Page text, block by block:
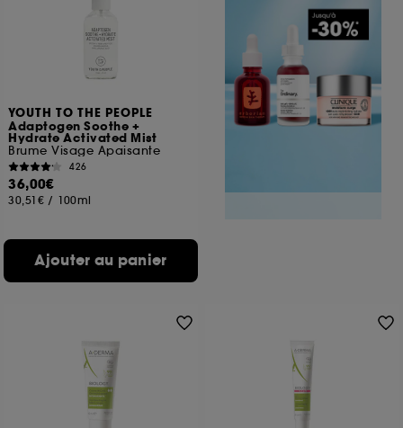
YOUTH TO THE PEOPLE
Adaptogen Soothe +
Hydrate Activated Mist
Brume Visage Apaisante
426
36,00€
30,51€ / 100ml
Ajouter au panier